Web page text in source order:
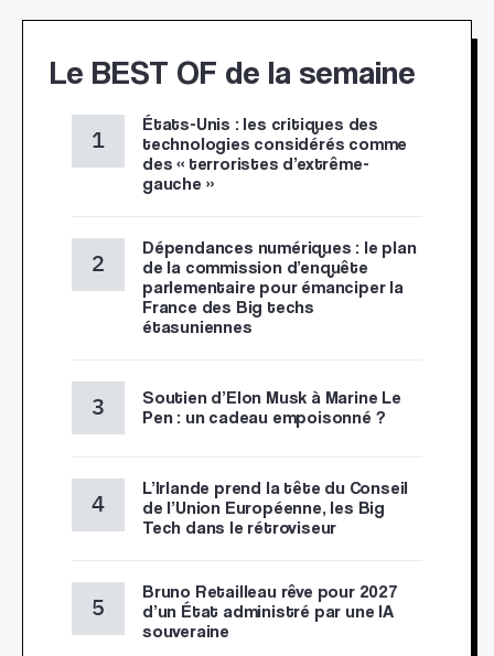
Le BEST OF de la semaine
États-Unis : les critiques des
technologies considérés comme
des « terroristes d’extrême-
gauche »
Dépendances numériques : le plan
de la commission d’enquête
parlementaire pour émanciper la
France des Big techs
étasuniennes
Soutien d’Elon Musk à Marine Le
Pen : un cadeau empoisonné ?
L’Irlande prend la tête du Conseil
de l’Union Européenne, les Big
Tech dans le rétroviseur
Bruno Retailleau rêve pour 2027
d’un État administré par une IA
souveraine